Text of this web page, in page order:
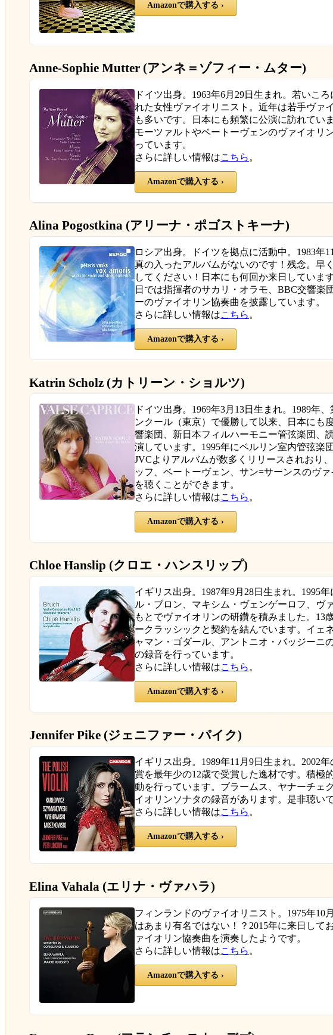
Amazonで購入する ›
Anne-Sophie Mutter (アンネ＝ゾフィー・ムター)
ドイツ出身。1963年6月29日生まれ。若いこ
れた女性ヴァイオリニスト。近年は若手ヴァ
も多いです。日本にも頻繁に公演に訪れてい
モーツァルトやベートーヴェンのヴァイオリ
っています。
さらに詳しい情報はこちら 。
Amazonで購入する ›
Alina Pogostkina (アリーナ・ポゴストキーナ)
ロシア出身。ドイツを拠点に活動中。1983年
真の入ったアルバムがないのです！残念。早
してください！日本にも何回か来日していま
日では指揮者のサカリ・オラモ、BBC交響楽
ーのヴァイオリン協奏曲を披露しています。
さらに詳しい情報はこちら 。
Amazonで購入する ›
Katrin Scholz (カトリーン・ショルツ)
ドイツ出身。1969年3月13日生まれ。1989年
ンクール（東京）で優勝して以来、日本にも
響楽団、新日本フィルハーモニー管弦楽団、
演しています。1995年にベルリン室内管弦楽
JVCよりアルバムが数多くリリースされおり
ッフ、ベートーヴェン、サン=サーンスのヴ
を聴くことができます。
さらに詳しい情報はこちら 。
Amazonで購入する ›
Chloe Hanslip (クロエ・ハンスリップ)
イギリス出身。1987年9月28日生まれ。1995
ル・ブロン、マキシム・ヴェンゲーロフ、ヴ
もとでヴァイオリンの研鑽を積みました。13
ークラッシックと契約を結んでいます。イェ
ャマン・ゴダール、アントニオ・バッジーニ
の録音を行っています。
さらに詳しい情報はこちら 。
Amazonで購入する ›
Jennifer Pike (ジェニファー・パイク)
イギリス出身。1989年11月9日生まれ。2002
賞を最年少の12歳で受賞した逸材です。積極
動を行っています。ブラームス、ヤナーチェ
イオリンソナタの録音があります。是非聴い
さらに詳しい情報はこちら 。
Amazonで購入する ›
Elina Vahala (エリナ・ヴァハラ)
フィンランドのヴァイオリニスト。1975年10
はあまり有名ではない！？2015年に来日して
ァイオリン協奏曲を演奏したようです。
さらに詳しい情報はこちら 。
Amazonで購入する ›